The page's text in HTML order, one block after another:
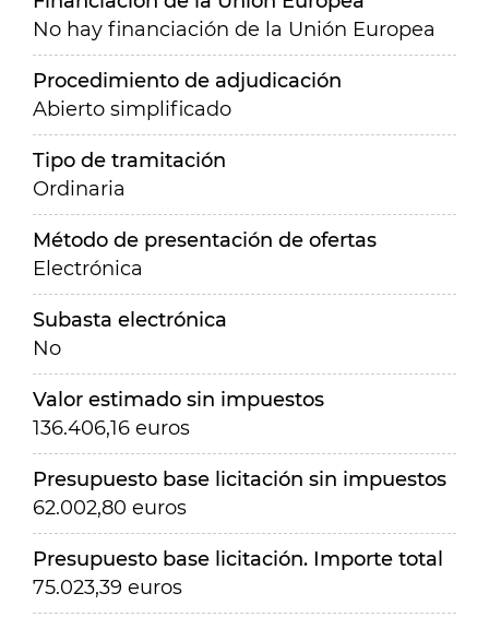
No hay financiación de la Unión Europea
Procedimiento de adjudicación
Abierto simplificado
Tipo de tramitación
Ordinaria
Método de presentación de ofertas
Electrónica
Subasta electrónica
No
Valor estimado sin impuestos
136.406,16 euros
Presupuesto base licitación sin impuestos
62.002,80 euros
Presupuesto base licitación. Importe total
75.023,39 euros